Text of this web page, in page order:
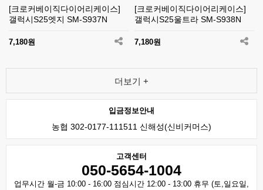
[크로커베이직다이어리케이스]
갤럭시S25엣지 SM-S937N
7,180원
[크로커베이직다이어리케이스]
갤럭시S25울트라 SM-S938N
7,180원
더보기 +
입금정보안내
농협 302-0177-111511 신해성(신비커머스)
고객센터
050-5654-1004
업무시간 월-금 10:00 - 16:00 점심시간 12:00 - 13:00 휴무 (토,일요일,